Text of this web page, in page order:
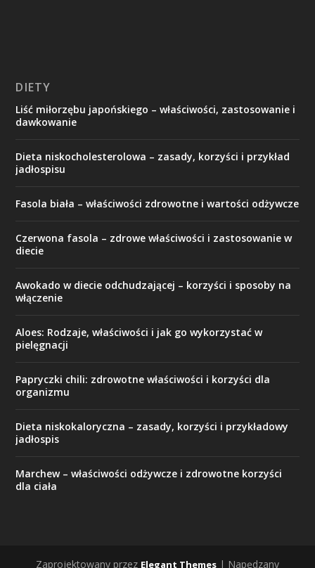
DIETY
Liść miłorzębu japońskiego – właściwości, zastosowanie i
dawkowanie
Dieta niskocholesterolowa – zasady, korzyści i przykład
jadłospisu
Fasola biała – właściwości zdrowotne i wartości odżywcze
Czerwona fasola – zdrowe właściwości i zastosowanie w
diecie
Awokado w diecie odchudzającej – korzyści i sposoby na
włączenie
Aloes: Rodzaje, właściwości i jak go wykorzystać w
pielęgnacji
Papryczki chili: zdrowotne właściwości i korzyści dla
organizmu
Dieta niskokaloryczna – zasady, korzyści i przykładowy
jadłospis
Marchew – właściwości odżywcze i zdrowotne korzyści
dla ciała
Zaprojektowany przez Elegant Themes | Napędzany